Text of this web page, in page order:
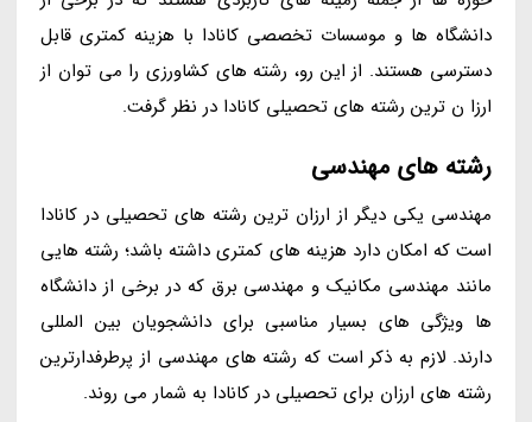
دانشگاه ها و موسسات تخصصی کانادا با هزینه کمتری قابل
دسترسی هستند. از این رو، رشته های کشاورزی را می توان از
ارزا ن ترین رشته های تحصیلی کانادا در نظر گرفت.
رشته های مهندسی
مهندسی یکی دیگر از ارزان ترین رشته های تحصیلی در کانادا
است که امکان دارد هزینه های کمتری داشته باشد؛ رشته هایی
مانند مهندسی مکانیک و مهندسی برق که در برخی از دانشگاه
ها ویژگی های بسیار مناسبی برای دانشجویان بین المللی
دارند. لازم به ذکر است که رشته های مهندسی از پرطرفدارترین
رشته های ارزان برای تحصیلی در کانادا به شمار می روند.